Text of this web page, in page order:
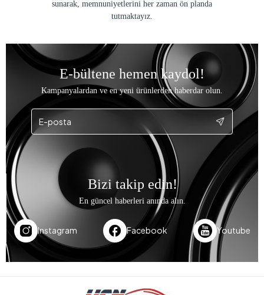
sunarak, memnuniyetlerini her zaman ön planda
tutmaktayız.
E-bültene hemen kaydol!
Kampanyalardan ve en yeni ürünlerden haberdar olun.
Bizi takip edin!
En güncel haberleri anında alın.
Instagram Facebook Youtube